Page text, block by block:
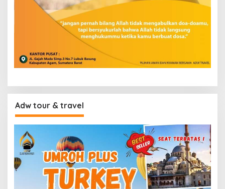
Adw tour & travel